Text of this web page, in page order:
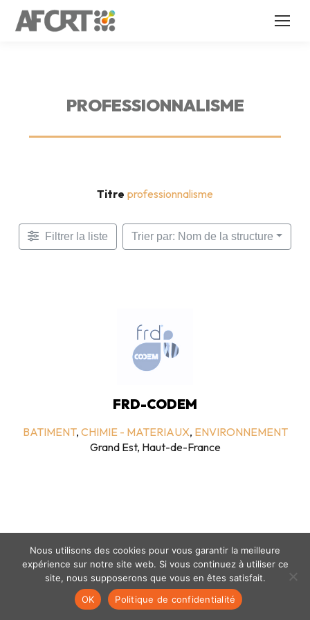
PROFESSIONNALISME
Titre professionnalisme
Filtrer la liste Trier par: Nom de la structure
FRD-CODEM
BATIMENT, CHIMIE - MATERIAUX, ENVIRONNEMENT
Grand Est, Haut-de-France
Mentions légales- politique de confidentialité- © coclico 2026
Nous utilisons des cookies pour vous garantir la meilleure
expérience sur notre site web. Si vous continuez à utiliser ce
site, nous supposerons que vous en êtes satisfait.
OK
Politique de confidentialité